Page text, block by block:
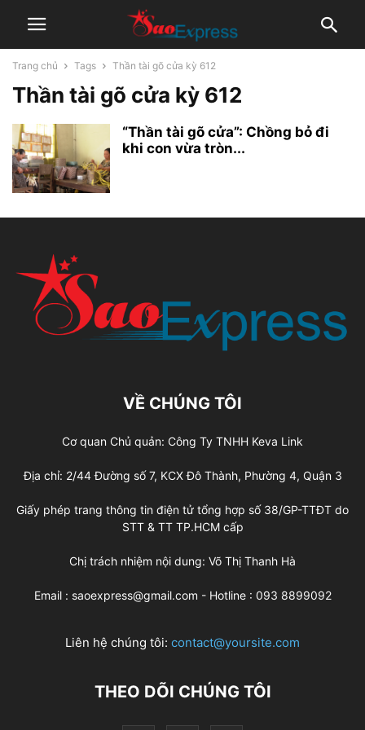
Trang chủ Tags Thần tài gõ cửa kỳ 612
Thần tài gõ cửa kỳ 612
“Thần tài gõ cửa”: Chồng bỏ đi
khi con vừa tròn...
VỀ CHÚNG TÔI
Cơ quan Chủ quản: Công Ty TNHH Keva Link
Địa chỉ: 2/44 Đường số 7, KCX Đô Thành, Phường 4, Quận 3
Giấy phép trang thông tin điện tử tổng hợp số 38/GP-TTĐT do
STT & TT TP.HCM cấp
Chị trách nhiệm nội dung: Võ Thị Thanh Hà
Email : saoexpress@gmail.com - Hotline : 093 8899092
Liên hệ chúng tôi: contact@yoursite.com
THEO DÕI CHÚNG TÔI